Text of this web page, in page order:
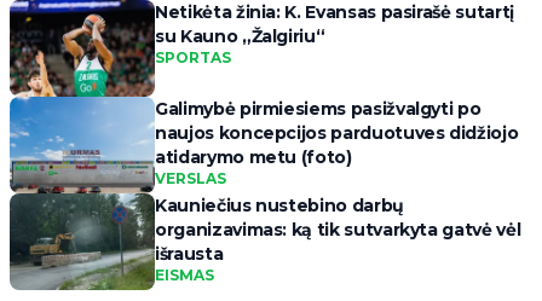
Netikėta žinia: K. Evansas pasirašė sutartį
su Kauno „Žalgiriu“
SPORTAS
Galimybė pirmiesiems pasižvalgyti po
naujos koncepcijos parduotuves didžiojo
atidarymo metu (foto)
VERSLAS
Kauniečius nustebino darbų
organizavimas: ką tik sutvarkyta gatvė vėl
išrausta
EISMAS